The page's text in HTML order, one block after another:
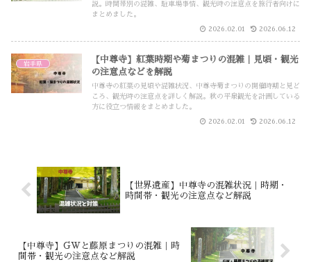
説。時間帯別の混雑、駐車場事情、観光時の注意点を旅行者向けに
まとめました。
2026.02.01 2026.06.12
岩手県
【中尊寺】紅葉時期や菊まつりの混雑｜見頃・観光
の注意点などを解説
中尊寺の紅葉の見頃や混雑状況、中尊寺菊まつりの開催時期と見ど
ころ、観光時の注意点を詳しく解説。秋の平泉観光を計画している
方に役立つ情報をまとめました。
2026.02.01 2026.06.12
【世界遺産】中尊寺の混雑状況｜時期・
時間帯・観光の注意点など解説
【中尊寺】GWと藤原まつりの混雑｜時
間帯・観光の注意点など解説